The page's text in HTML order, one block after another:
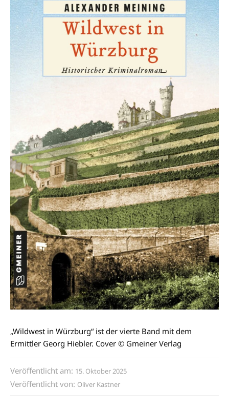
„Wildwest in Würzburg“ ist der vierte Band mit dem
Ermittler Georg Hiebler. Cover © Gmeiner Verlag
Veröffentlicht am: 15. Oktober 2025
Veröffentlicht von: Oliver Kastner